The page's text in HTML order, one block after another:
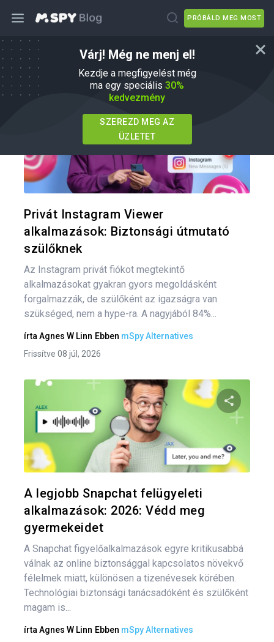
PRÓBÁLD MEG MOST
Várj! Még ne menj el!
Kezdje a megfigyelést még
ma egy speciális 30%
kedvezmény
SZEREZD MEG AZ
ÜZLETET
mSpy Alternatívák
Privát Instagram Viewer
alkalmazások: Biztonsági útmutató
szülőknek
Az Instagram privát fiókot megtekintő
alkalmazásokat gyakran gyors megoldásként
forgalmazzák, de szülőként az igazságra van
szükséged, nem a hype-ra. A nagyjából 84%...
írta Agnes W Linn Ebben mSpy Alternatives
Frissítve 08 júl, 2026
Oszd
A legjobb Snapchat felügyeleti
alkalmazások: 2026: Védd meg
gyermekeidet
A Snapchat figyelőalkalmazások egyre kritikusabbá
válnak az online biztonsággal kapcsolatos növekvő
félelmek miatt, különösen a tizenévesek körében.
Technológiai biztonsági tanácsadóként és szülőként
magam is...
írta Agnes W Linn Ebben mSpy Alternatives